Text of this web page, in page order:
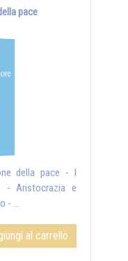
pace
della pace - I
- Aristocrazia e
- ...
al carrello